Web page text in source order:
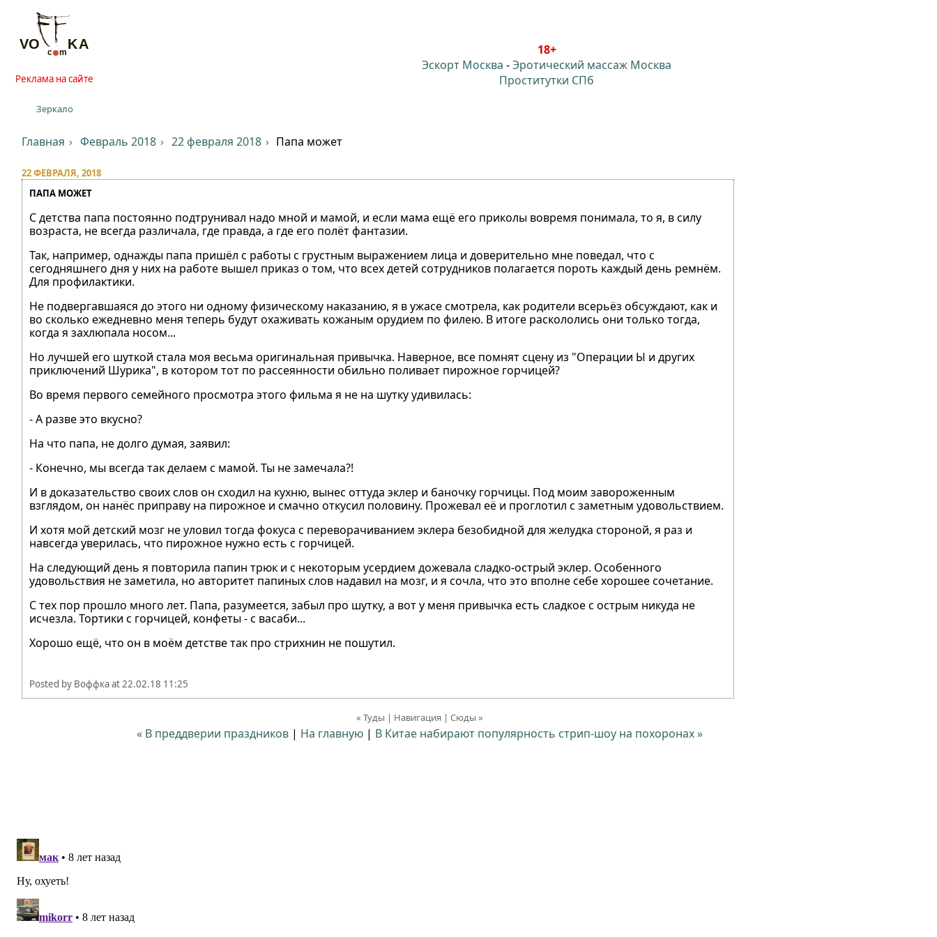
Реклама на сайте
Зеркало
18+
Эскорт Москва -Эротический массаж Москва
Проститутки СПб
Главная Февраль 2018 22 февраля 2018 Папа может
22 ФЕВРАЛЯ, 2018
ПАПА МОЖЕТ
С детства папа постоянно подтрунивал надо мной и мамой, и если мама ещё его приколы вовремя понимала, то я, в силу
возраста, не всегда различала, где правда, а где его полёт фантазии.
Так, например, однажды папа пришёл с работы с грустным выражением лица и доверительно мне поведал, что с
сегодняшнего дня у них на работе вышел приказ о том, что всех детей сотрудников полагается пороть каждый день ремнём.
Для профилактики.
Не подвергавшаяся до этого ни одному физическому наказанию, я в ужасе смотрела, как родители всерьёз обсуждают, как и
во сколько ежедневно меня теперь будут охаживать кожаным орудием по филею. В итоге раскололись они только тогда,
когда я захлюпала носом...
Но лучшей его шуткой стала моя весьма оригинальная привычка. Наверное, все помнят сцену из "Операции Ы и других
приключений Шурика", в котором тот по рассеянности обильно поливает пирожное горчицей?
Во время первого семейного просмотра этого фильма я не на шутку удивилась:
- А разве это вкусно?
На что папа, не долго думая, заявил:
- Конечно, мы всегда так делаем с мамой. Ты не замечала?!
И в доказательство своих слов он сходил на кухню, вынес оттуда эклер и баночку горчицы. Под моим завороженным
взглядом, он нанёс приправу на пирожное и смачно откусил половину. Прожевал её и проглотил с заметным удовольствием.
И хотя мой детский мозг не уловил тогда фокуса с переворачиванием эклера безобидной для желудка стороной, я раз и
навсегда уверилась, что пирожное нужно есть с горчицей.
На следующий день я повторила папин трюк и с некоторым усердием дожевала сладко-острый эклер. Особенного
удовольствия не заметила, но авторитет папиных слов надавил на мозг, и я сочла, что это вполне себе хорошее сочетание.
С тех пор прошло много лет. Папа, разумеется, забыл про шутку, а вот у меня привычка есть сладкое с острым никуда не
исчезла. Тортики с горчицей, конфеты - с васаби...
Хорошо ещё, что он в моём детстве так про стрихнин не пошутил.
Posted by Воффкаat22.02.18 11:25
« Туды | Навигация | Сюды »
« В преддверии праздников | На главную | В Китае набирают популярность стрип-шоу на похоронах »